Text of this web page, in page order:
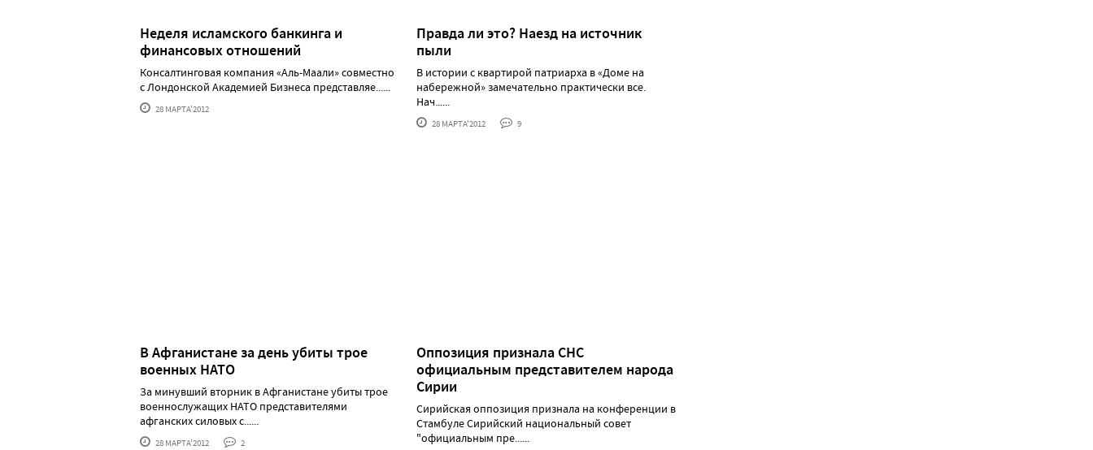
Неделя исламского банкинга и
финансовых отношений
Консалтинговая компания «Аль-Маали» совместно
с Лондонской Академией Бизнеса представляе......
28 МАРТА'2012
Правда ли это? Наезд на источник
пыли
В истории с квартирой патриарха в «Доме на
набережной» замечательно практически все.
Нач......
28 МАРТА'2012 9
В Афганистане за день убиты трое
военных НАТО
За минувший вторник в Афганистане убиты трое
военнослужащих НАТО представителями
афганских силовых с......
28 МАРТА'2012 2
Оппозиция признала СНС
официальным представителем народа
Сирии
Сирийская оппозиция признала на конференции в
Стамбуле Сирийский национальный совет
"официальным пре......